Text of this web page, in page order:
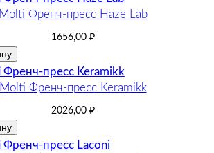
Molti Френч-пресс Haze Lab
1656,00 ₽
Molti Френч-пресс Keramikk
2026,00 ₽